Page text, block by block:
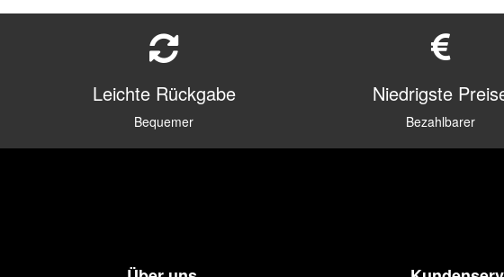
Leichte Rückgabe
Bequemer
Niedrigste
Bezahlbarer